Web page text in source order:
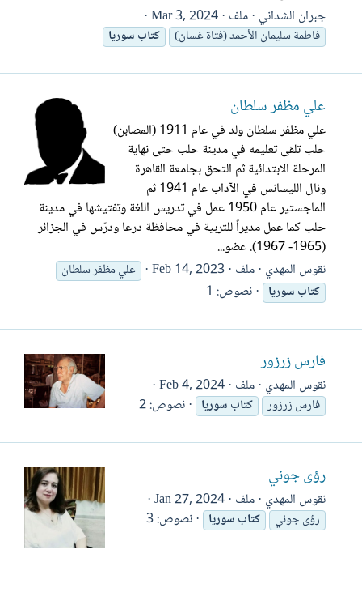
جبران الشداني ملف Mar 3, 2024
فاطمة سليمان الأحمد (فتاة غسان) كتابسوريا
علي مظفر سلطان
علي مظفر سلطان ولد في عام 1911 (المصابن)
حلب تلقى تعليمه في مدينة حلب حتى نهاية
المرحلة الابتدائية ثم التحق بجامعة القاهرة
ونال الليسانس في الآداب عام 1941 ثم
الماجستير عام 1950 عمل في تدريس اللغة وتفتيشها في مدينة
حلب كما عمل مديراً للتربية في محافظة درعا ودرّس في الجزائر
(1965- 1967). عضو...
نقوس المهدي ملف Feb 14, 2023
علي مظفر سلطان
كتابسوريا نصوص: 1
فارس زرزور
نقوس المهدي ملف Feb 4, 2024
فارس زرزور كتابسوريا نصوص: 2
رؤى جوني
نقوس المهدي ملف Jan 27, 2024
رؤى جوني كتابسوريا نصوص: 3